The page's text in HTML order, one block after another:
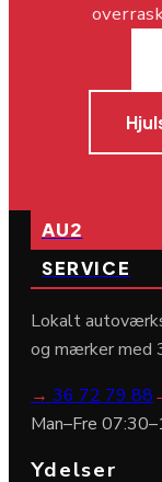
AU2
SERVICE
Lokalt
og mærker med
→ 36 72 79 88
Man–Fre
Ydelser